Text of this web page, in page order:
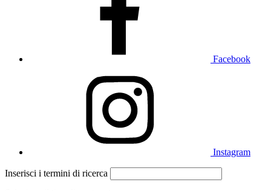
Facebook
Instagram
Inserisci i termini di ricerca